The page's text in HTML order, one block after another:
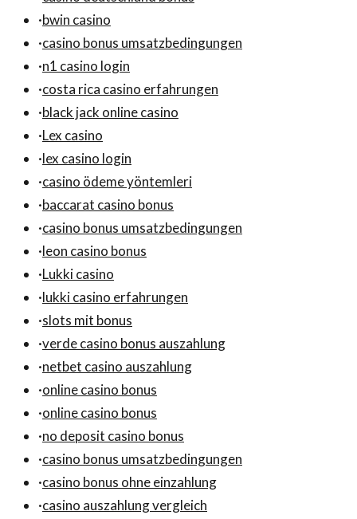
·bwin casino
·casino bonus umsatzbedingungen
·n1 casino login
·costa rica casino erfahrungen
·black jack online casino
·Lex casino
·lex casino login
·casino ödeme yöntemleri
·baccarat casino bonus
·casino bonus umsatzbedingungen
·leon casino bonus
·Lukki casino
·lukki casino erfahrungen
·slots mit bonus
·verde casino bonus auszahlung
·netbet casino auszahlung
·online casino bonus
·online casino bonus
·no deposit casino bonus
·casino bonus umsatzbedingungen
·casino bonus ohne einzahlung
·casino auszahlung vergleich